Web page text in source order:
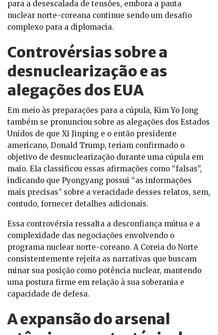
para a desescalada de tensões, embora a pauta
nuclear norte-coreana continue sendo um desafio
complexo para a diplomacia.
Controvérsias sobre a
desnuclearização e as
alegações dos EUA
Em meio às preparações para a cúpula, Kim Yo Jong
também se pronunciou sobre as alegações dos Estados
Unidos de que Xi Jinping e o então presidente
americano, Donald Trump, teriam confirmado o
objetivo de desnuclearização durante uma cúpula em
maio. Ela classificou essas afirmações como “falsas”,
indicando que Pyongyang possui “as informações
mais precisas” sobre a veracidade desses relatos, sem,
contudo, fornecer detalhes adicionais.
Essa controvérsia ressalta a desconfiança mútua e a
complexidade das negociações envolvendo o
programa nuclear norte-coreano. A Coreia do Norte
consistentemente rejeita as narrativas que buscam
minar sua posição como potência nuclear, mantendo
uma postura firme em relação à sua soberania e
capacidade de defesa.
A expansão do arsenal